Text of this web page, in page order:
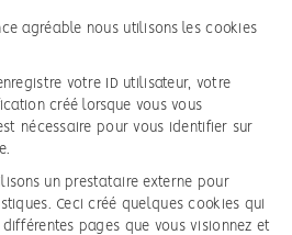
agréable nous utilisons les cookies
votre ID utilisateur, votre
créé lorsque vous vous
nécessaire pour vous identifier sur
un prestataire externe pour
Ceci créé quelques cookies qui
pages que vous visionnez et